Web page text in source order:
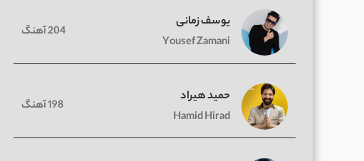
یوسف زمانی
Yousef Zamani
204 آهنگ
حمید هیراد
Hamid Hirad
198 آهنگ